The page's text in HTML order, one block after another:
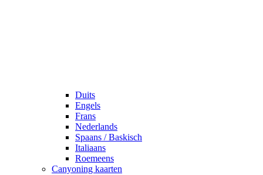
Duits
Engels
Frans
Nederlands
Spaans / Baskisch
Italiaans
Roemeens
Canyoning kaarten